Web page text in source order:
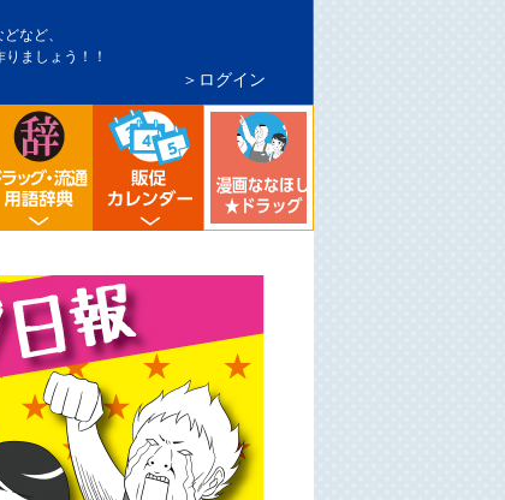
など、
ましょう！！
＞ログイン
ウンド対策
ーケ分析
ニア向け売り場づくり流通業界・ドラッグストア用語辞典
ドラッグストア イベント販促カレンダ